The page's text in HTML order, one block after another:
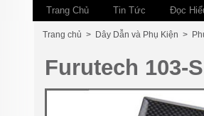
Trang Chủ Tin Tức Đọc
Trang chủ > Dây Dẫn và Phụ Kiện >
Furutech 103-